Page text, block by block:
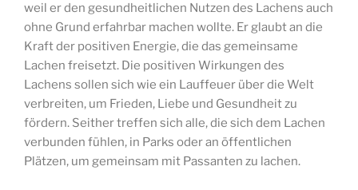
weil er den gesundheitlichen Nutzen des Lachens auch
ohne Grund erfahrbar machen wollte. Er glaubt an die
Kraft der positiven Energie, die das gemeinsame
Lachen freisetzt. Die positiven Wirkungen des
Lachens sollen sich wie ein Lauffeuer über die Welt
verbreiten, um Frieden, Liebe und Gesundheit zu
fördern. Seither treffen sich alle, die sich dem Lachen
verbunden fühlen, in Parks oder an öffentlichen
Plätzen, um gemeinsam mit Passanten zu lachen.